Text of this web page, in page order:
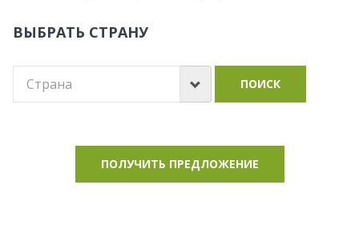
ВЫБРАТЬ СТРАНУ
ПОИСК
ПОЛУЧИТЬ ПРЕДЛОЖЕНИЕ